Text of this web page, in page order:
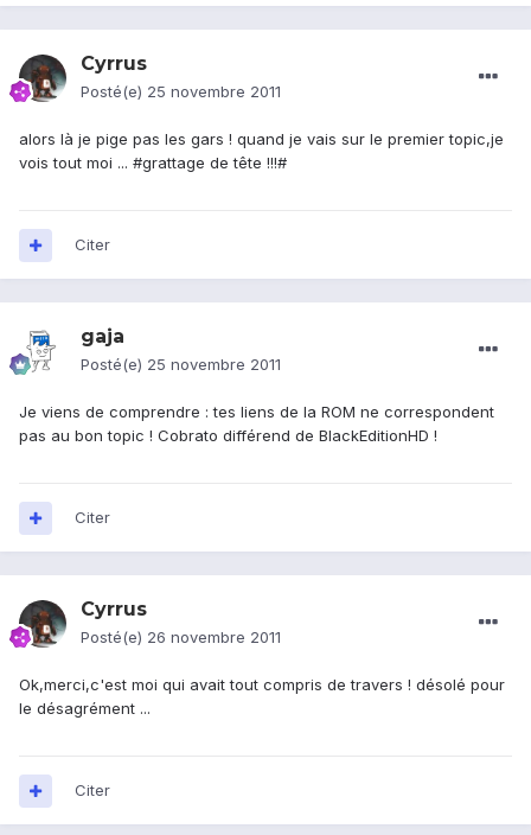
Cyrrus
Posté(e) 25 novembre 2011
alors là je pige pas les gars ! quand je vais sur le premier topic,je
vois tout moi ... #grattage de tête !!!#
Citer
gaja
Posté(e) 25 novembre 2011
Je viens de comprendre : tes liens de la ROM ne correspondent
pas au bon topic ! Cobrato différend de BlackEditionHD !
Citer
Cyrrus
Posté(e) 26 novembre 2011
Ok,merci,c'est moi qui avait tout compris de travers ! désolé pour
le désagrément ...
Citer